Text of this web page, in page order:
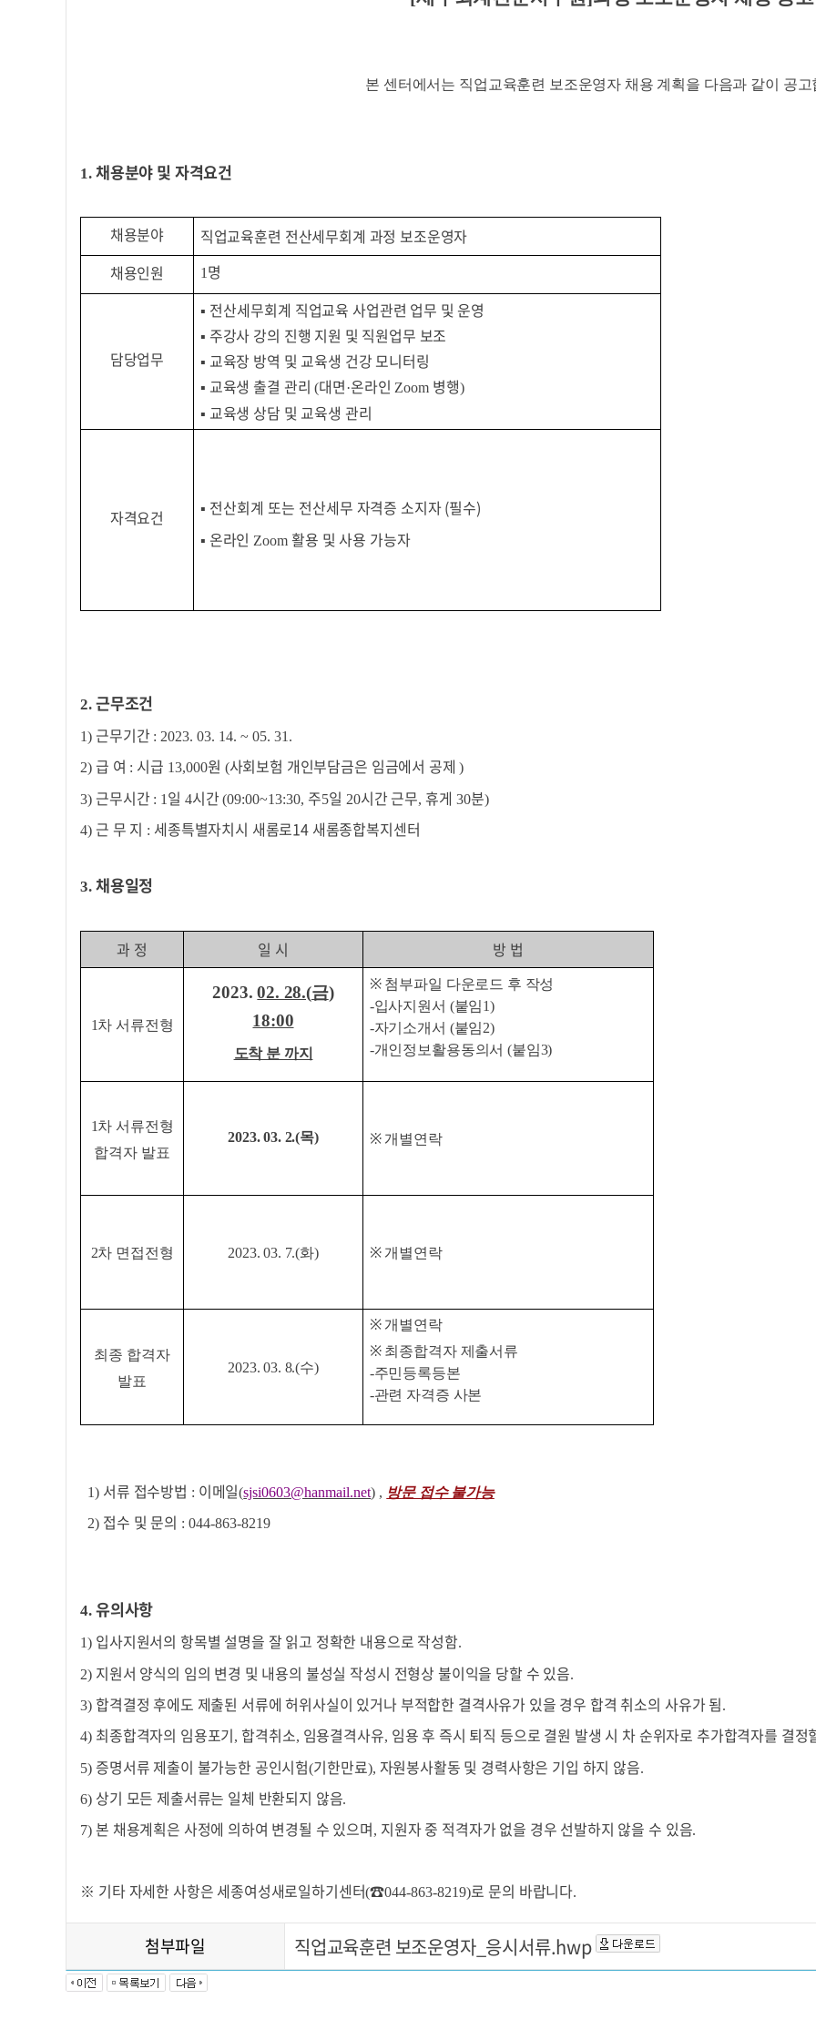
본 센터에서는 직업교육훈련 보조운영자 채용 계획을 다음과 같이 공고
1. 채용분야 및 자격요건
채용분야
직업교육훈련 전산세무회계 과정 보조운영자
채용인원
1 명
담당업무
▪ 전산세무회계 직업교육 사업관련 업무 및 운영
▪ 주강사 강의 진행 지원 및 직원업무 보조
▪ 교육장 방역 및 교육생 건강 모니터링
▪ 교육생 출결 관리(대면·온라인Zoom 병행)
▪ 교육생 상담 및 교육생 관리
자격요건 ▪ 전산회계 또는 전산세무 자격증 소지자 (필수)
▪ 온라인 Zoom활용 및 사용 가능자
2. 근무조건
1) 근무기간 : 2023. 03. 14. ~ 05. 31.
2) 급 여 : 시급 13,000원 (사회보험 개인부담금은 임금에서 공제)
3) 근무시간 : 1 일 4시간(09:00~13:30, 주5일 20시간 근무, 휴게 30분)
4) 근 무 지 : 세종특별자치시 새롬로14 새롬종합복지센터
3. 채용일정
과 정 일 시 방 법
1차 서류전형
2023.02. 28.(금)
18:00
도착 분 까지
※첨부파일 다운로드 후 작성
-입사지원서 (붙임1)
-자기소개서 (붙임2)
-개인정보활용동의서(붙임3)
1차 서류전형
합격자 발표
2023. 03. 2.(목) ※ 개별연락
2차 면접전형 2023. 03. 7.(화) ※ 개별연락
최종 합격자
발표
2023. 03. 8.(수)
※ 개별연락
※ 최종합격자 제출서류
-주민등록등본
-관련 자격증 사본
1) 서류 접수방법 : 이메일(sjsi0603@hanmail.net) , 방문 접수 불가능
2) 접수 및 문의 : 044-863-8219
4. 유의사항
1) 입사지원서의 항목별 설명을 잘 읽고 정확한 내용으로 작성함.
2) 지원서 양식의 임의 변경 및 내용의 불성실 작성시 전형상 불이익을 당할 수 있음.
3) 합격결정 후에도 제출된 서류에 허위사실이 있거나 부적합한 결격사유가 있을 경우 합격 취소의 사유가 됨.
4) 최종합격자의 임용포기, 합격취소, 임용결격사유, 임용 후 즉시 퇴직 등으로 결원 발생 시 차 순위자로 추가합격자를 결정
5) 증명서류 제출이 불가능한 공인시험(기한만료), 자원봉사활동 및 경력사항은 기입 하지 않음.
6) 상기 모든 제출서류는 일체 반환되지 않음.
7) 본 채용계획은 사정에 의하여 변경될 수 있으며, 지원자 중 적격자가 없을 경우 선발하지 않을 수 있음.
※ 기타 자세한 사항은 세종여성새로일하기센터(☎044-863-8219)로 문의 바랍니다.
첨부파일 직업교육훈련 보조운영자_응시서류.hwp